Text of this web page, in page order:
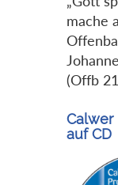
mache
(Offb
Calwer
auf CD